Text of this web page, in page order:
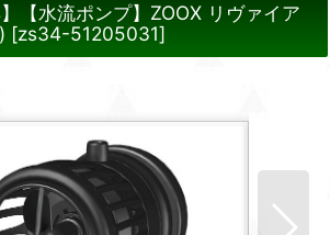
】【水流ポンプ】ZOOX リヴァイア
[zs34-51205031]